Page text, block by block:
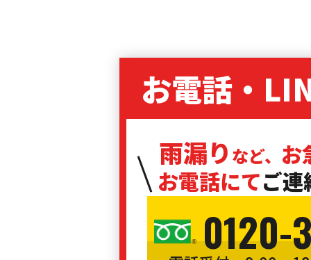
お電話・
雨漏り など、 お
お電話にてご
0120-